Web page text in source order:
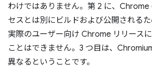
わけではありません。第 2 に、Chrome
セスとは別にビルドおよび公開される
実際のユーザー向け Chrome リリース
ことはできません。3 つ目は、
異なるということです。